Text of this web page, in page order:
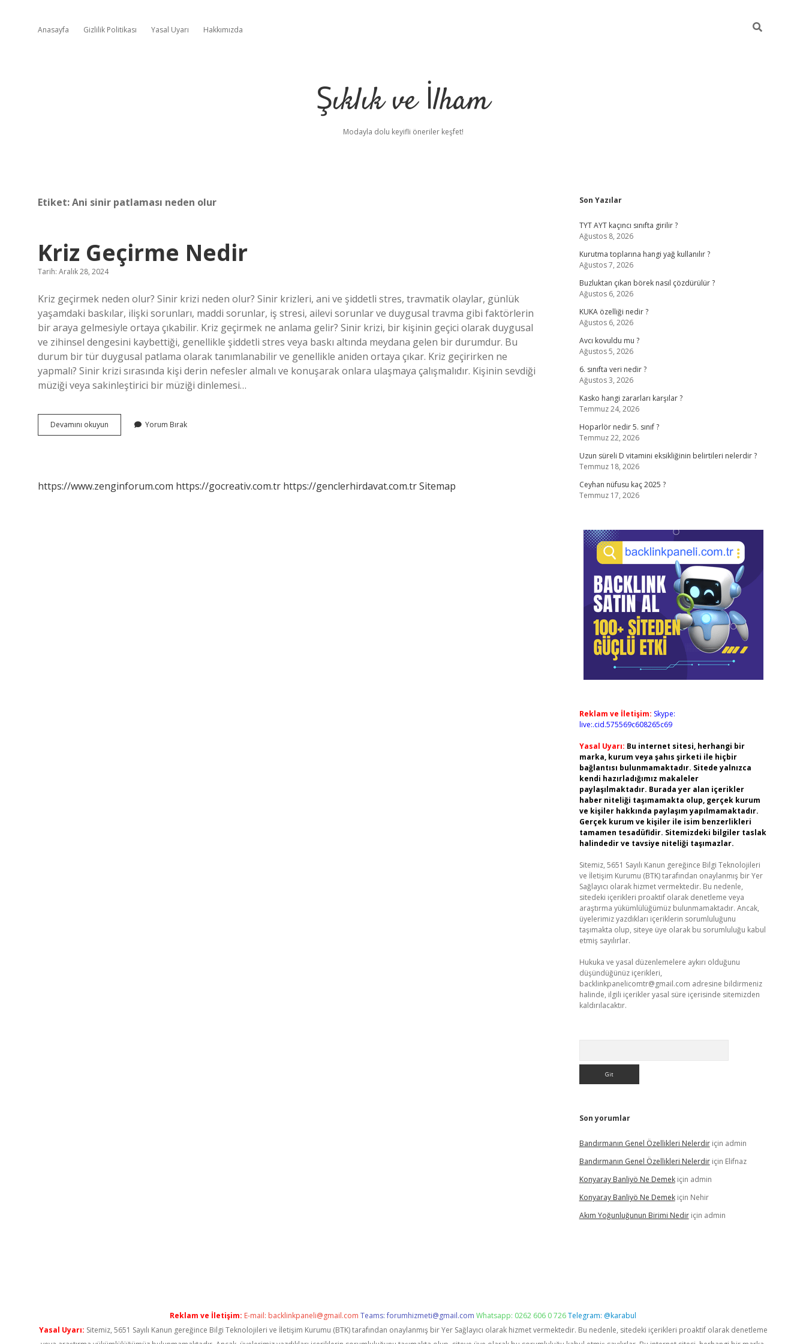
Anasayfa Gizlilik Politikası Yasal Uyarı Hakkımızda
Şıklık ve İlham
Modayla dolu keyifli öneriler keşfet!
Etiket:Ani sinir patlaması neden olur
Kriz Geçirme Nedir
Tarih: Aralık 28, 2024
Kriz geçirmek neden olur? Sinir krizi neden olur? Sinir krizleri, ani ve şiddetli stres, travmatik olaylar, günlük
yaşamdaki baskılar, ilişki sorunları, maddi sorunlar, iş stresi, ailevi sorunlar ve duygusal travma gibi faktörlerin
bir araya gelmesiyle ortaya çıkabilir. Kriz geçirmek ne anlama gelir? Sinir krizi, bir kişinin geçici olarak duygusal
ve zihinsel dengesini kaybettiği, genellikle şiddetli stres veya baskı altında meydana gelen bir durumdur. Bu
durum bir tür duygusal patlama olarak tanımlanabilir ve genellikle aniden ortaya çıkar. Kriz geçirirken ne
yapmalı? Sinir krizi sırasında kişi derin nefesler almalı ve konuşarak onlara ulaşmaya çalışmalıdır. Kişinin sevdiği
müziği veya sakinleştirici bir müziği dinlemesi…
Devamını okuyun
Geçirme
Yorum Bırak
https://www.zenginforum.com https://gocreativ.com.tr https://genclerhirdavat.com.trSitemap
Sidebar
Son Yazılar
TYT AYT kaçıncı sınıfta girilir ?
Ağustos 8, 2026
Kurutma toplarına hangi yağ kullanılır ?
Ağustos 7, 2026
Buzluktan çıkan börek nasıl çözdürülür ?
Ağustos 6, 2026
KUKA özelliği nedir ?
Ağustos 6, 2026
Avcı kovuldu mu ?
Ağustos 5, 2026
6. sınıfta veri nedir ?
Ağustos 3, 2026
Kasko hangi zararları karşılar ?
Temmuz 24, 2026
Hoparlör nedir 5. sınıf ?
Temmuz 22, 2026
Uzun süreli D vitamini eksikliğinin belirtileri nelerdir ?
Temmuz 18, 2026
Ceyhan nüfusu kaç 2025 ?
Temmuz 17, 2026
Reklam ve İletişim: Skype:
live:.cid.575569c608265c69
Yasal Uyarı: Bu internet sitesi, herhangi bir
marka, kurum veya şahıs şirketi ile hiçbir
bağlantısı bulunmamaktadır. Sitede yalnızca
kendi hazırladığımız makaleler
paylaşılmaktadır. Burada yer alan içerikler
haber niteliği taşımamakta olup, gerçek kurum
ve kişiler hakkında paylaşım yapılmamaktadır.
Gerçek kurum ve kişiler ile isim benzerlikleri
tamamen tesadüfidir. Sitemizdeki bilgiler taslak
halindedir ve tavsiye niteliği taşımazlar.
Sitemiz, 5651 Sayılı Kanun gereğince Bilgi Teknolojileri
ve İletişim Kurumu (BTK) tarafından onaylanmış bir Yer
Sağlayıcı olarak hizmet vermektedir. Bu nedenle,
sitedeki içerikleri proaktif olarak denetleme veya
araştırma yükümlülüğümüz bulunmamaktadır. Ancak,
üyelerimiz yazdıkları içeriklerin sorumluluğunu
taşımakta olup, siteye üye olarak bu sorumluluğu kabul
etmiş sayılırlar.
Hukuka ve yasal düzenlemelere aykırı olduğunu
düşündüğünüz içerikleri,
backlinkpanelicomtr@gmail.com adresine bildirmeniz
halinde, ilgili içerikler yasal süre içerisinde sitemizden
kaldırılacaktır.
Son yorumlar
Bandırmanın Genel Özellikleri Nelerdiriçin admin
Bandırmanın Genel Özellikleri Nelerdiriçin Elifnaz
Konyaray Banliyö Ne Demekiçin admin
Konyaray Banliyö Ne Demekiçin Nehir
Akım Yoğunluğunun Birimi Nediriçin admin
Reklam ve İletişim: E-mail: backlinkpaneli@gmail.com Teams:forumhizmeti@gmail.com Whatsapp: 0262 606 0 726Telegram: @karabul
Yasal Uyarı: Sitemiz, 5651 Sayılı Kanun gereğince Bilgi Teknolojileri ve İletişim Kurumu (BTK) tarafından onaylanmış bir Yer Sağlayıcı olarak hizmet vermektedir. Bu nedenle, sitedeki içerikleri proaktif olarak denetleme